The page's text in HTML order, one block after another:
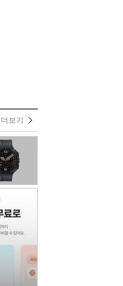
더보기